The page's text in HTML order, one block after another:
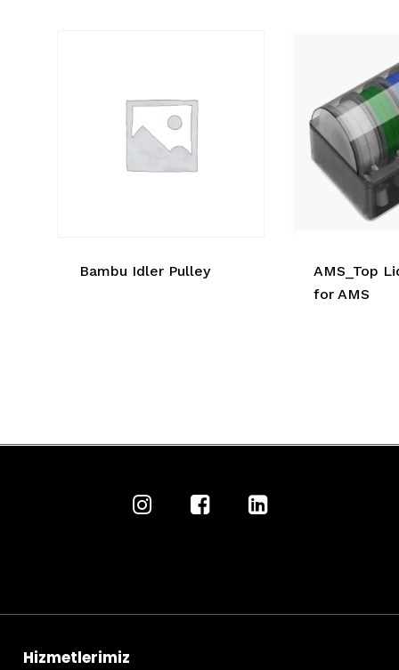
Bambu Idler Pulley
AMS_Top
for AMS
Hizmetlerimiz